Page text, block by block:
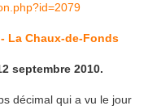
La Chaux-de-Fonds
septembre 2010.
décimal qui a vu le jour